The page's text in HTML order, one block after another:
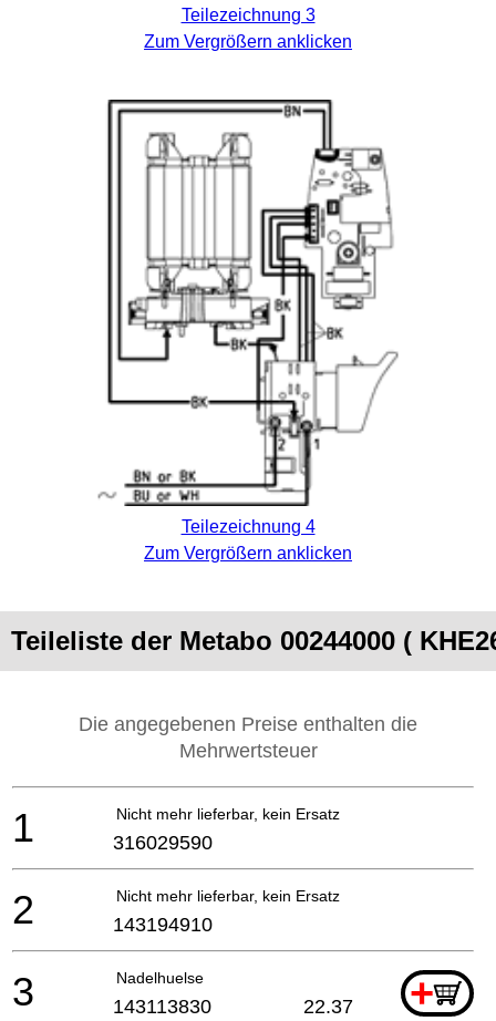
Teilezeichnung 3
Zum Vergrößern anklicken
Teilezeichnung 4
Zum Vergrößern anklicken
Teileliste der Metabo 00244000 (
Die angegebenen Preise enthalten die
Mehrwertsteuer
Nicht mehr lieferbar, kein Ersatz
1 316029590
Nicht mehr lieferbar, kein Ersatz
2 143194910
Nadelhuelse +
3 143113830 22.37